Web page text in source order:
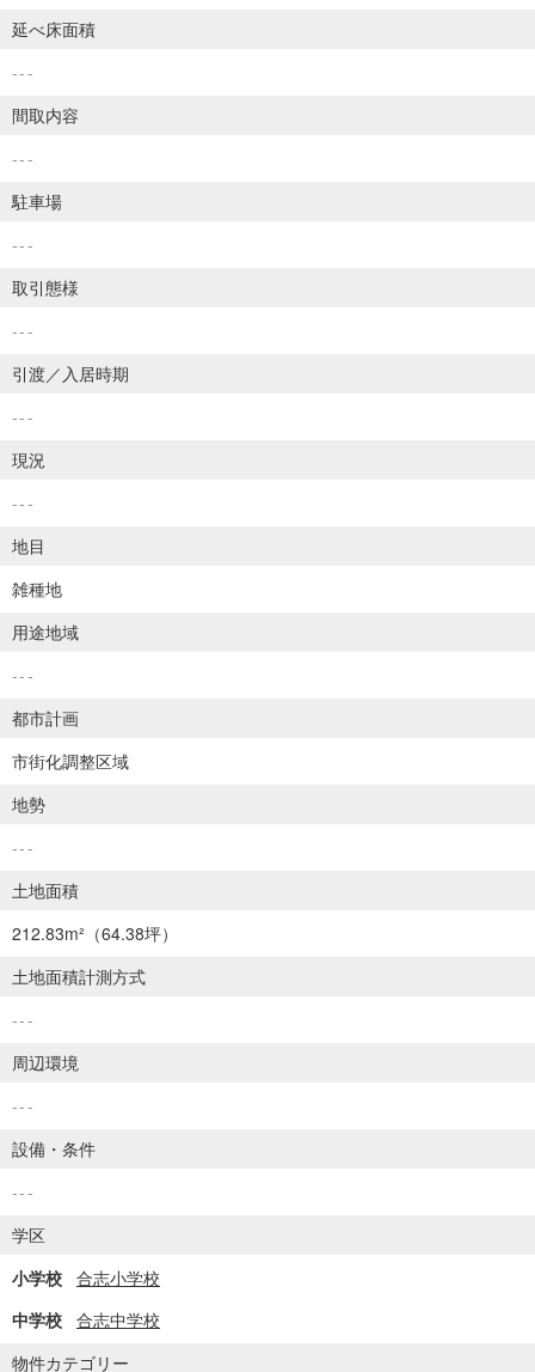
延べ床面積
---
間取内容
---
駐車場
---
取引態様
---
引渡／入居時期
---
現況
---
地目
雑種地
用途地域
---
都市計画
市街化調整区域
地勢
---
土地面積
212.83m² （64.38坪）
土地面積計測方式
---
周辺環境
---
設備・条件
---
学区
小学校 合志小学校
中学校 合志中学校
物件カテゴリー